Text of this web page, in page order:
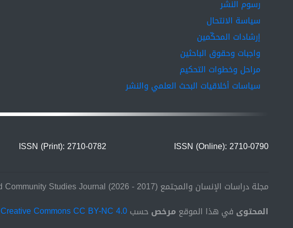
رسوم النشر
سياسة الانتحال
إرشادات المحكّمين
واجبات وحقوق الباحثين
مراحل وخطوات التحكيم
سياسات أخلاقيات البحث العلمي والنشر
ISSN (Online): 2710-0790
ISSN (Print): 2710-0782
مجلة دراسات الإنسان والمجتمع (2017 - 2026) Human and Community Studies Journal
المحتوى في هذا الموقع مرخصحسبCreative Commons CC BY-NC 4.0